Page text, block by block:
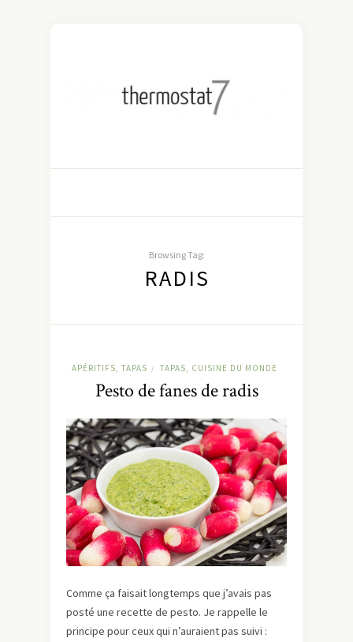
Browsing Tag:
RADIS
APÉRITIFS, TAPAS / TAPAS, CUISINE DU MONDE
Pesto de fanes de radis
Comme ça faisait longtemps que j’avais pas
posté une recette de pesto. Je rappelle le
principe pour ceux qui n’auraient pas suivi :